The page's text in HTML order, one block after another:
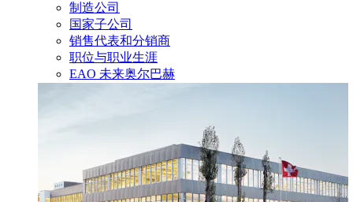
制造公司
国家子公司
销售代表和分销商
职位与职业生涯
EAO 未来奥尔巴赫